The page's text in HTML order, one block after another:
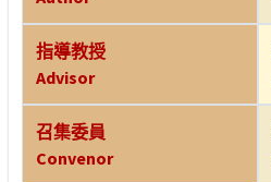
指導教授
Advisor
召集委員
Convenor